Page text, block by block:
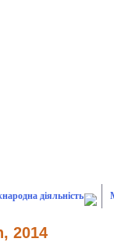
діяльність
2014